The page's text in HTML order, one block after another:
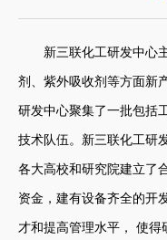
新三联化工研发中心主
剂、紫外吸收剂等方面新
研发中心聚集了一批包括
技术队伍。新三联化工研
各大高校和研究院建立了
资金，建有设备齐全的开
才和提高管理水平， 使得